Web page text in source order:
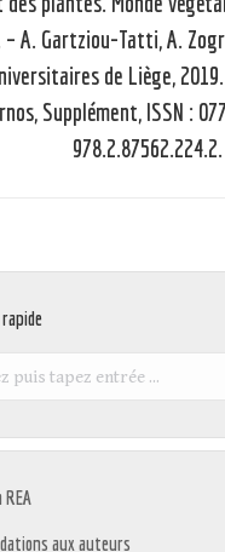
Article
suivant
:
– A. Gartziou-Tatti, A.
de Liège,
Supplément, ISSN :
978.2.87562.224.2.
aux auteurs